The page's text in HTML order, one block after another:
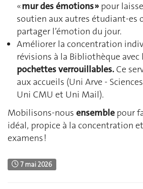
«mur des émotions » pour
soutien aux autres étudiant-
partager l’émotion du jour.
Améliorer la concentration
révisions à la Bibliothèque avec
pochettes verrouillables. Ce
aux accueils (Uni Arve -
Uni CMU et Uni Mail).
Mobilisons-nous ensemble pour
idéal, propice à la concentration
examens !
7 mai 2026